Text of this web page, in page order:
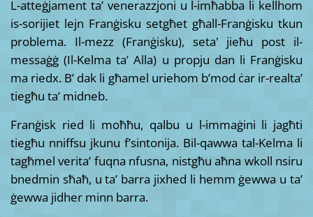
L-atteġjament ta’ venerazzjoni u l-imħabba li kellhom
is-sorijiet lejn Franġisku setgħet għall-Franġisku tkun
problema. Il-mezz (Franġisku), seta' jieħu post il-
messaġġ (Il-Kelma ta’ Alla) u propju dan li Franġisku
ma riedx. B’ dak li għamel uriehom b’mod ċar ir-realta’
tiegħu ta’ midneb.
Franġisk ried li moħħu, qalbu u l-immaġini li jagħti
tiegħu nniffsu jkunu f’sintonija. Bil-qawwa tal-Kelma li
tagħmel verita’ fuqna nfusna, nistgħu aħna wkoll nsiru
bnedmin sħaħ, u ta’ barra jixhed li hemm ġewwa u ta’
ġewwa jidher minn barra.